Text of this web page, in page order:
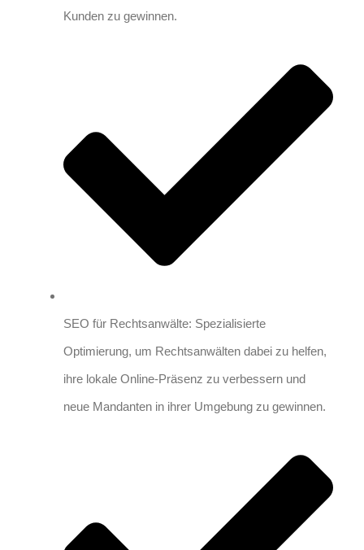
Kunden zu gewinnen.
SEO für Rechtsanwälte: Spezialisierte
Optimierung, um Rechtsanwälten dabei zu helfen,
ihre lokale Online-Präsenz zu verbessern und
neue Mandanten in ihrer Umgebung zu gewinnen.